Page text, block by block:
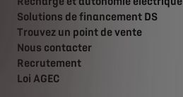
Solutions de financement DS
Trouvez un point de vente
Nous contacter
Recrutement
Loi AGEC